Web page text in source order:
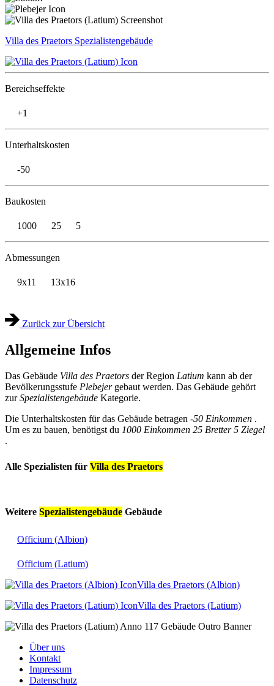
Villa des Praetors Spezialistengebäude
Bereichseffekte
+1
Unterhaltskosten
-50
Baukosten
1000 25 5
Abmessungen
9x11 13x16
Zurück zur Übersicht
Allgemeine Infos
Das Gebäude Villa des Praetors der Region Latium kann ab der
Bevölkerungsstufe Plebejergebaut werden. Das Gebäude gehört
zurSpezialistengebäude Kategorie.
Die Unterhaltskosten für das Gebäude betragen -50 Einkommen .
Um es zu bauen, benötigst du 1000 Einkommen 25 Bretter 5 Ziegel
.
Alle Spezialisten für Villa des Praetors
Weitere Spezialistengebäude Gebäude
Officium (Albion)
Officium (Latium)
Villa des Praetors (Albion)
Villa des Praetors (Latium)
Über uns
Kontakt
Impressum
Datenschutz